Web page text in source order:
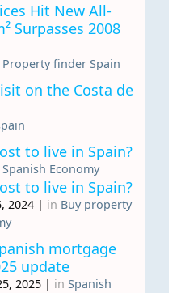
Hit New All-
Surpasses 2008
Property finder Spain
on the Costa de
to live in Spain?
Spanish Economy
to live in Spain?
2024 | in Buy property
mortgage
update
2025 | in Spanish